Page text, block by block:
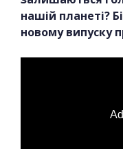
нашій планеті?
новому випуску